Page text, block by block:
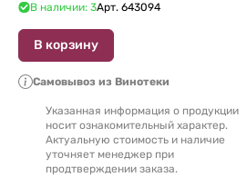
В наличии: 3Арт. 643094
В корзину
Самовывоз из Винотеки
Указанная информация о продукции
носит ознакомительный характер.
Актуальную стоимость и наличие
уточняет менеджер при
продтверждении заказа.